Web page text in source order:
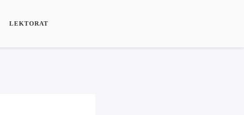
LEKTORAT